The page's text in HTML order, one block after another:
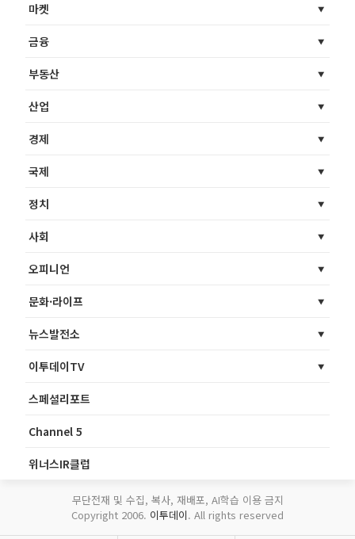
마켓
금융
부동산
산업
경제
국제
정치
사회
오피니언
문화·라이프
뉴스발전소
이투데이TV
스페셜리포트
Channel 5
위너스IR클럽
무단전재 및 수집, 복사, 재배포, AI학습 이용 금지
Copyright 2006. 이투데이. All rights reserved